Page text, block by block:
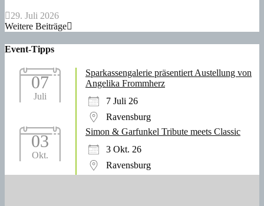
29. Juli 2026
Weitere Beiträge
Event-Tipps
07
Juli
Sparkassengalerie präsentiert Austellung von
Angelika Frommherz
7 Juli 26
Ravensburg
03
Okt.
Simon & Garfunkel Tribute meets Classic
3 Okt. 26
Ravensburg